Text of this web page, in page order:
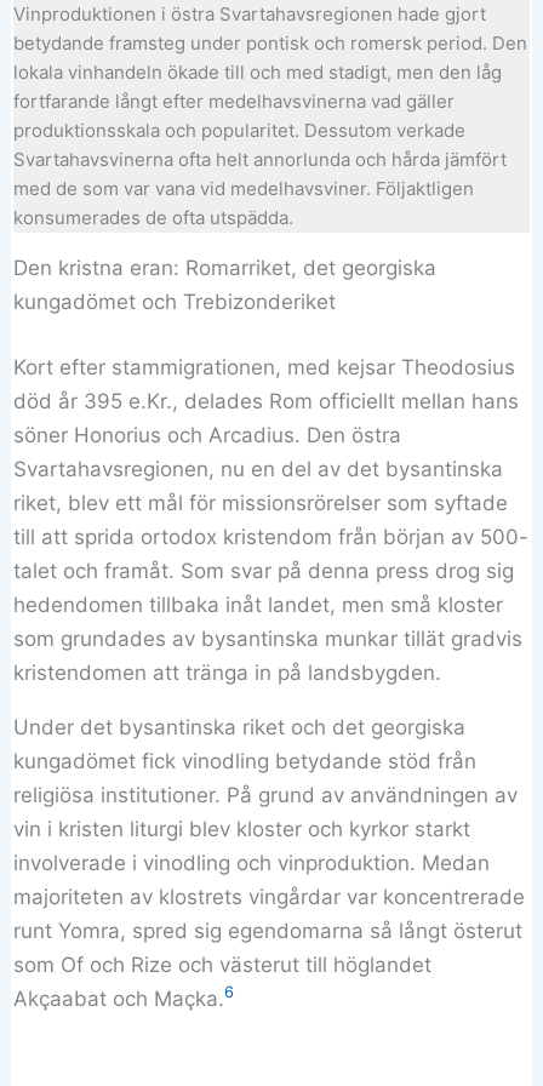
Vinproduktionen i östra Svartahavsregionen hade gjort
betydande framsteg under pontisk och romersk period. Den
lokala vinhandeln ökade till och med stadigt, men den låg
fortfarande långt efter medelhavsvinerna vad gäller
produktionsskala och popularitet. Dessutom verkade
Svartahavsvinerna ofta helt annorlunda och hårda jämfört
med de som var vana vid medelhavsviner. Följaktligen
konsumerades de ofta utspädda.
Den kristna eran: Romarriket, det georgiska
kungadömet och Trebizonderiket
Kort efter stammigrationen, med kejsar Theodosius
död år 395 e.Kr., delades Rom officiellt mellan hans
söner Honorius och Arcadius. Den östra
Svartahavsregionen, nu en del av det bysantinska
riket, blev ett mål för missionsrörelser som syftade
till att sprida ortodox kristendom från början av 500-
talet och framåt. Som svar på denna press drog sig
hedendomen tillbaka inåt landet, men små kloster
som grundades av bysantinska munkar tillät gradvis
kristendomen att tränga in på landsbygden.
Under det bysantinska riket och det georgiska
kungadömet fick vinodling betydande stöd från
religiösa institutioner. På grund av användningen av
vin i kristen liturgi blev kloster och kyrkor starkt
involverade i vinodling och vinproduktion. Medan
majoriteten av klostrets vingårdar var koncentrerade
runt Yomra, spred sig egendomarna så långt österut
som Of och Rize och västerut till höglandet
Akçaabat och Maçka.6